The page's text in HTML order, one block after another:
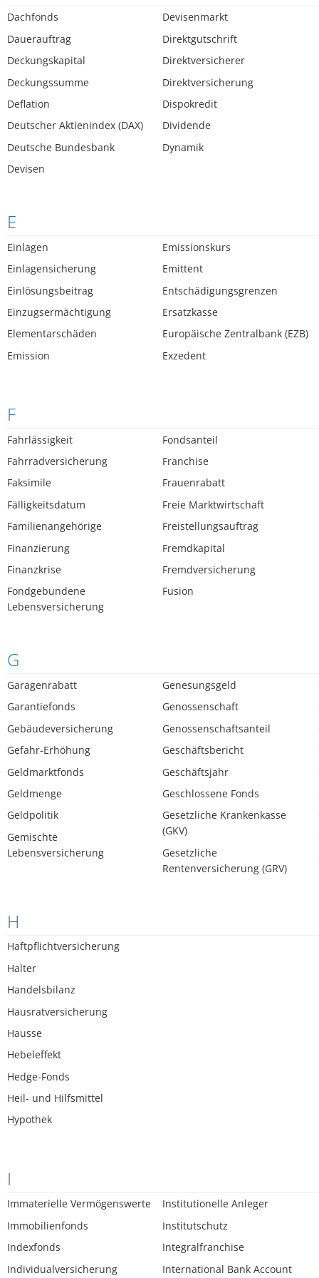
Dachfonds
Dauerauftrag
Deckungskapital
Deckungssumme
Deflation
Deutscher Aktienindex (DAX)
Deutsche Bundesbank
Devisen
Devisenmarkt
Direktgutschrift
Direktversicherer
Direktversicherung
Dispokredit
Dividende
Dynamik
E
Einlagen
Einlagensicherung
Einlösungsbeitrag
Einzugsermächtigung
Elementarschäden
Emission
Emissionskurs
Emittent
Entschädigungsgrenzen
Ersatzkasse
Europäische Zentralbank (EZB)
Exzedent
F
Fahrlässigkeit
Fahrradversicherung
Faksimile
Fälligkeitsdatum
Familienangehörige
Finanzierung
Finanzkrise
Fondgebundene
Lebensversicherung
Fondsanteil
Franchise
Frauenrabatt
Freie Marktwirtschaft
Freistellungsauftrag
Fremdkapital
Fremdversicherung
Fusion
G
Garagenrabatt
Garantiefonds
Gebäudeversicherung
Gefahr-Erhöhung
Geldmarktfonds
Geldmenge
Geldpolitik
Gemischte
Lebensversicherung
Genesungsgeld
Genossenschaft
Genossenschaftsanteil
Geschäftsbericht
Geschäftsjahr
Geschlossene Fonds
Gesetzliche Krankenkasse
(GKV)
Gesetzliche
Rentenversicherung (GRV)
H
Haftpflichtversicherung
Halter
Handelsbilanz
Hausratversicherung
Hausse
Hebeleffekt
Hedge-Fonds
Heil- und Hilfsmittel
Hypothek
I
Immaterielle Vermögenswerte
Immobilienfonds
Indexfonds
Individualversicherung
Institutionelle Anleger
Institutschutz
Integralfranchise
International Bank Account